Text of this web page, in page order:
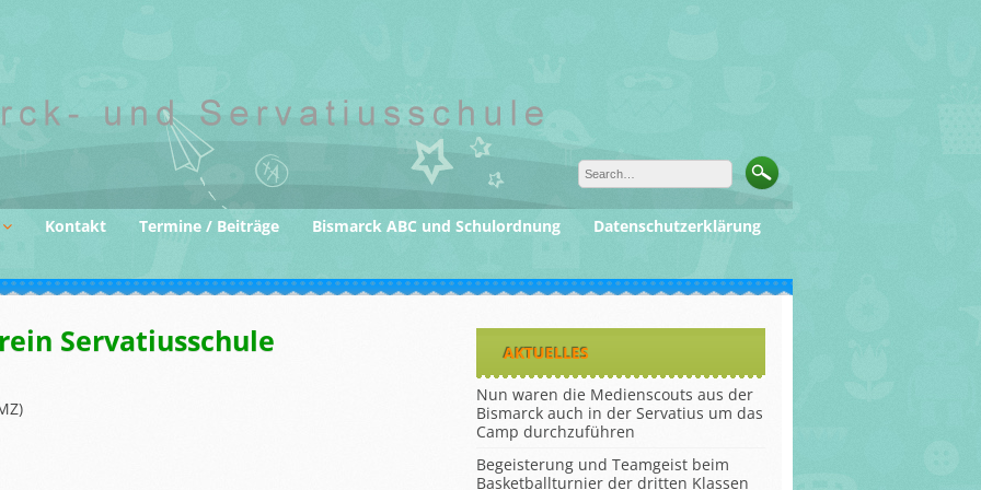
Kontakt Termine / Beiträge Bismarck ABC und Schulordnung
Datenschutzerklärung
Servatiusschule
AKTUELLES
Nun waren die Medienscouts aus der
Bismarck auch in der Servatius um das
Camp durchzuführen
Begeisterung und Teamgeist beim
Basketballturnier der dritten Klassen